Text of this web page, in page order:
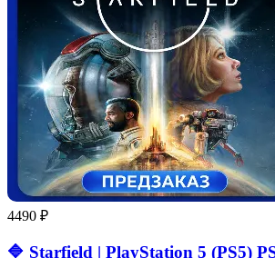
4490 ₽
🔷 Starfield | PlayStation 5 (PS5)